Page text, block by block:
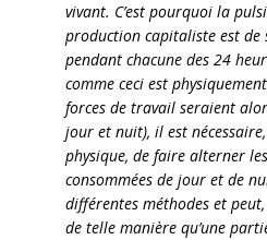
vivant. C’est pourquoi la
production capitaliste est de
pendant chacune des 24
comme ceci est
forces de travail seraient
jour et nuit), il est
physique, de faire alterner
consommées de jour et de
différentes méthodes et
de telle manière qu’une